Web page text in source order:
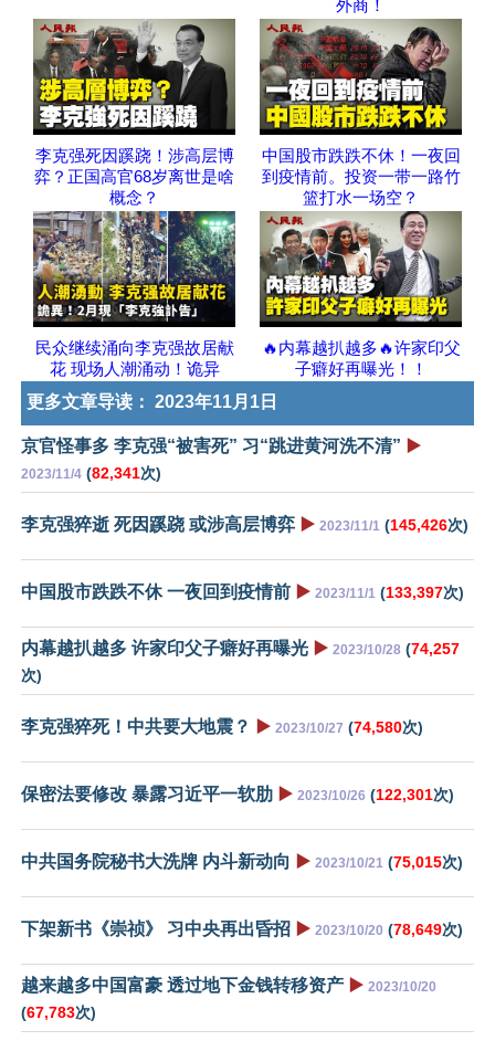
外商！
李克强死因蹊跷！涉高层博
弈？正国高官68岁离世是啥
概念？
中国股市跌跌不休！一夜回
到疫情前。投资一带一路竹
篮打水一场空？
民众继续涌向李克强故居献
花 现场人潮涌动！诡异
🔥内幕越扒越多🔥许家印父
子癖好再曝光！！
更多文章导读： 2023年11月1日
京官怪事多 李克强“被害死” 习“跳进黄河洗不清” ▶️
2023/11/4 (82,341次)
李克强猝逝 死因蹊跷 或涉高层博弈 ▶️ 2023/11/1 (145,426次)
中国股市跌跌不休 一夜回到疫情前 ▶️ 2023/11/1 (133,397次)
内幕越扒越多 许家印父子癖好再曝光 ▶️ 2023/10/28 (74,257
次)
李克强猝死！中共要大地震？ ▶️ 2023/10/27 (74,580次)
保密法要修改 暴露习近平一软肋 ▶️ 2023/10/26 (122,301次)
中共国务院秘书大洗牌 内斗新动向 ▶️ 2023/10/21 (75,015次)
下架新书《崇祯》 习中央再出昏招 ▶️ 2023/10/20 (78,649次)
越来越多中国富豪 透过地下金钱转移资产 ▶️ 2023/10/20
(67,783次)